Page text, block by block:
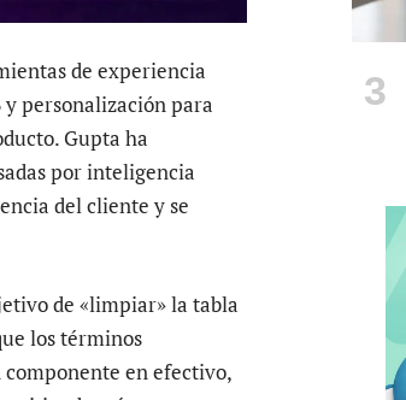
de experiencia
personalización para
Gupta ha
por inteligencia
del cliente y se
de «limpiar» la tabla
los términos
en efectivo,